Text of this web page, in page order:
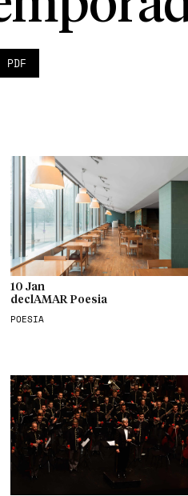
PDF
10 Jan
declAMAR Poesia
POESIA